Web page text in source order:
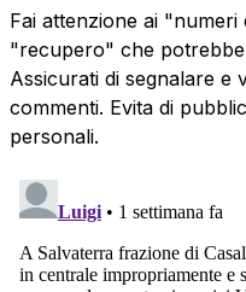
Fai attenzione ai
"recupero" che
Assicurati di segnalare e
commenti. Evita di
personali.